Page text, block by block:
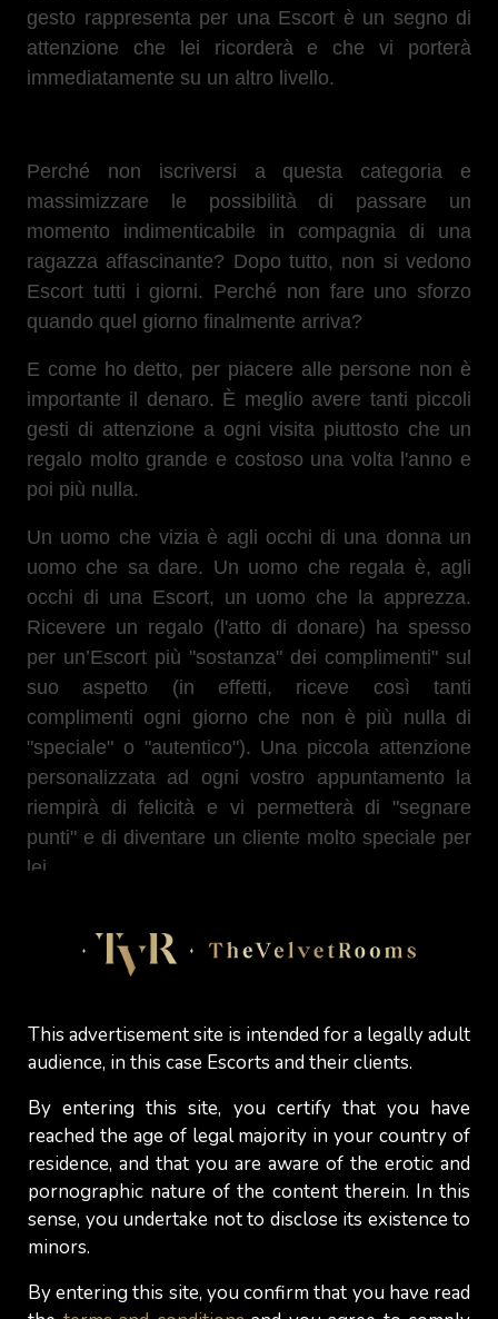
gesto rappresenta per una Escort è un segno di
attenzione che lei ricorderà e che vi porterà
immediatamente su un altro livello.
Perché non iscriversi a questa categoria e
massimizzare le possibilità di passare un
momento indimenticabile in compagnia di una
ragazza affascinante? Dopo tutto, non si vedono
Escort tutti i giorni. Perché non fare uno sforzo
quando quel giorno finalmente arriva?
E come ho detto, per piacere alle persone non è
importante il denaro. È meglio avere tanti piccoli
gesti di attenzione a ogni visita piuttosto che un
regalo molto grande e costoso una volta l'anno e
poi più nulla.
Un uomo che vizia è agli occhi di una donna un
uomo che sa dare. Un uomo che regala è, agli
occhi di una Escort, un uomo che la apprezza.
Ricevere un regalo (l'atto di donare) ha spesso
per un’Escort più "sostanza" dei complimenti" sul
suo aspetto (in effetti, riceve così tanti
complimenti ogni giorno che non è più nulla di
"speciale" o "autentico"). Una piccola attenzione
personalizzata ad ogni vostro appuntamento la
riempirà di felicità e vi permetterà di "segnare
punti" e di diventare un cliente molto speciale per
lei.
donna più “aperta” al confronto, più “motivata e/o
più docile” sessualmente, più gentile e attenta ai
Perché dovreste perdervi tutto questo signori?
Janet perTheVelvetRooms
Discover More
This advertisement site is intended for a legally adult
audience, in this case Escorts and their clients.
By entering this site, you certify that you have
reached the age of legal majority in your country of
residence, and that you are aware of the erotic and
pornographic nature of the content therein. In this
sense, you undertake not to disclose its existence to
minors.
By entering this site, you confirm that you have read